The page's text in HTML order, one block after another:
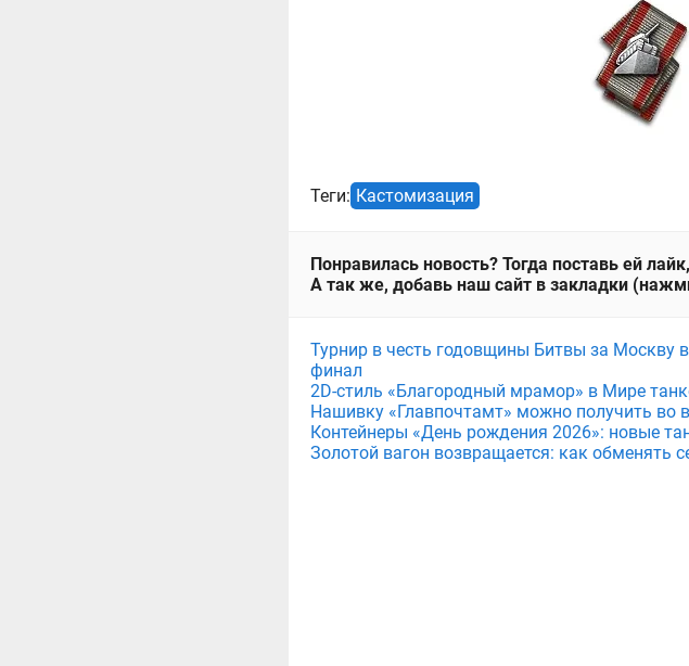
Теги: Кастомизация
Понравилась новость? Тогда поставь ей
А так же, добавь наш сайт в закладки
Турнир в честь годовщины Битвы за Москву
финал
2D-стиль «Благородный мрамор» в Мире
Нашивку «Главпочтамт» можно получить
Контейнеры «День рождения 2026»: новые
Золотой вагон возвращается: как обменять